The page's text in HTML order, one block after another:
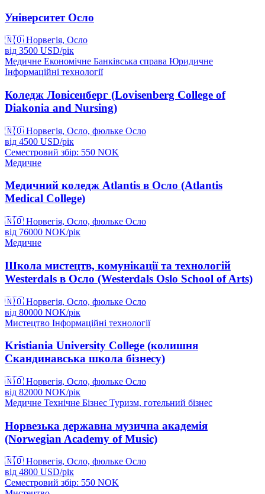
Університет Осло
🇳🇴 Норвегія, Осло
від 3500 USD/рік
Медичне Економічне Банківська справа Юридичне
Інформаційні технології
Коледж Ловісенберг (Lovisenberg College of
Diakonia and Nursing)
🇳🇴 Норвегія, Осло, фюльке Осло
від 4500 USD/рік
Семестровий збір: 550 NOK
Медичне
Медичний коледж Atlantis в Осло (Atlantis
Medical College)
🇳🇴 Норвегія, Осло, фюльке Осло
від 76000 NOK/рік
Медичне
Школа мистецтв, комунікації та технологій
Westerdals в Осло (Westerdals Oslo School of Arts)
🇳🇴 Норвегія, Осло, фюльке Осло
від 80000 NOK/рік
Мистецтво Інформаційні технології
Kristiania University College (колишня
Скандинавська школа бізнесу)
🇳🇴 Норвегія, Осло, фюльке Осло
від 82000 NOK/рік
Медичне Технічне Бізнес Туризм, готельний бізнес
Норвезька державна музична академія
(Norwegian Academy of Music)
🇳🇴 Норвегія, Осло, фюльке Осло
від 4800 USD/рік
Семестровий збір: 550 NOK